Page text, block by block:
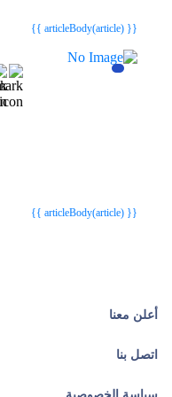
{{ articleBody(article) }}
{{ articleBody(article) }}
أعلن معنا
اتصل بنا